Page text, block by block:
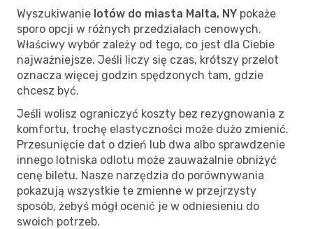
Wyszukiwanie lotów do miasta Malta, NY pokaże
sporo opcji w różnych przedziałach cenowych.
Właściwy wybór zależy od tego, co jest dla Ciebie
najważniejsze. Jeśli liczy się czas, krótszy przelot
oznacza więcej godzin spędzonych tam, gdzie
chcesz być.
Jeśli wolisz ograniczyć koszty bez rezygnowania z
komfortu, trochę elastyczności może dużo zmienić.
Przesunięcie dat o dzień lub dwa albo sprawdzenie
innego lotniska odlotu może zauważalnie obniżyć
cenę biletu. Nasze narzędzia do porównywania
pokazują wszystkie te zmienne w przejrzysty
sposób, żebyś mógł ocenić je w odniesieniu do
swoich potrzeb.